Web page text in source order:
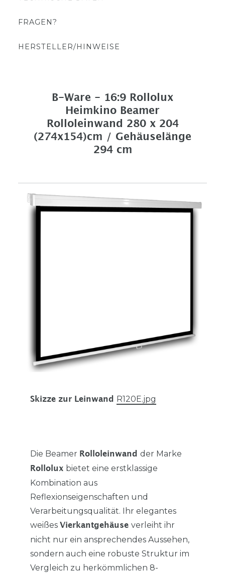
FRAGEN?
HERSTELLER/HINWEISE
B-Ware - 16:9 Rollolux
Heimkino Beamer
Rolloleinwand 280 x 204
(274x154)cm / Gehäuselänge
294 cm
Skizze zur Leinwand R120E.jpg
Die Beamer Rolloleinwand der Marke
Rollolux bietet eine erstklassige
Kombination aus
Reflexionseigenschaften und
Verarbeitungsqualität. Ihr elegantes
weißes Vierkantgehäuse verleiht ihr
nicht nur ein ansprechendes Aussehen,
sondern auch eine robuste Struktur im
Vergleich zu herkömmlichen 8-